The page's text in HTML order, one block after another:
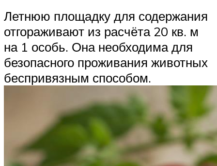
Летнюю площадку для содержания
отгораживают из расчёта 20 кв. м
на 1 особь. Она необходима для
безопасного проживания животных
беспривязным способом.